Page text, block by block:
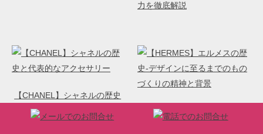
力を徹底解説
【CHANEL】シャネルの歴史
と代表的なアクセサリー
【HERMES】エルメスの歴